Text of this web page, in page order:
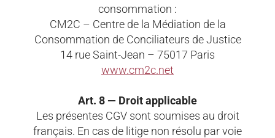
consommation :
CM2C – Centre de la Médiation de la
Consommation de Conciliateurs de Justice
14 rue Saint-Jean – 75017 Paris
www.cm2c.net
Art. 8 — Droit applicable
Les présentes CGV sont soumises au droit
français. En cas de litige non résolu par voie